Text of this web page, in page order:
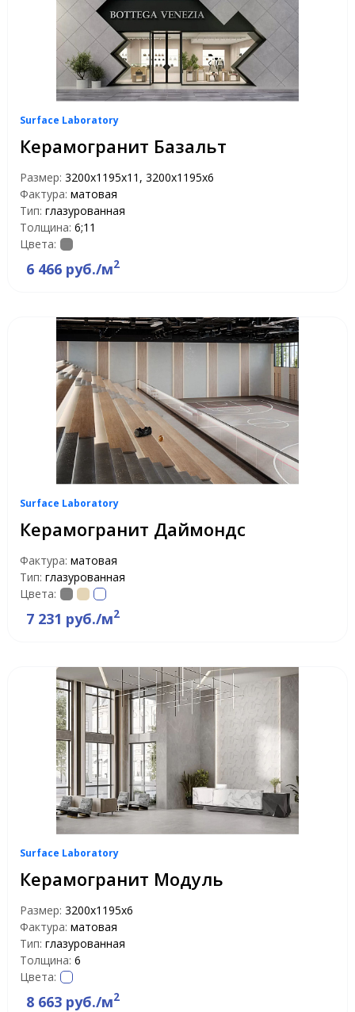
Surface Laboratory
Керамогранит Базальт
Размер: 3200х1195х11, 3200х1195х6
Фактура: матовая
Тип: глазурованная
Толщина: 6;11
Цвета:
6 466 руб./м2
Surface Laboratory
Керамогранит Даймондс
Фактура: матовая
Тип: глазурованная
Цвета:
7 231 руб./м2
Surface Laboratory
Керамогранит Модуль
Размер: 3200х1195х6
Фактура: матовая
Тип: глазурованная
Толщина: 6
Цвета:
8 663 руб./м2